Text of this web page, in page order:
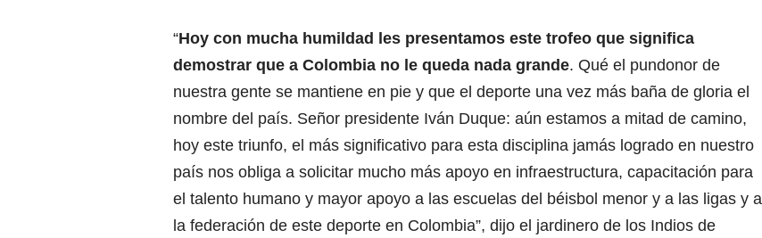
“Hoy con mucha humildad les presentamos este trofeo que significa
demostrar que a Colombia no le queda nada grande. Qué el pundonor de
nuestra gente se mantiene en pie y que el deporte una vez más baña de gloria el
nombre del país. Señor presidente Iván Duque: aún estamos a mitad de camino,
hoy este triunfo, el más significativo para esta disciplina jamás logrado en nuestro
país nos obliga a solicitar mucho más apoyo en infraestructura, capacitación para
el talento humano y mayor apoyo a las escuelas del béisbol menor y a las ligas y a
la federación de este deporte en Colombia”, dijo el jardinero de los Indios de